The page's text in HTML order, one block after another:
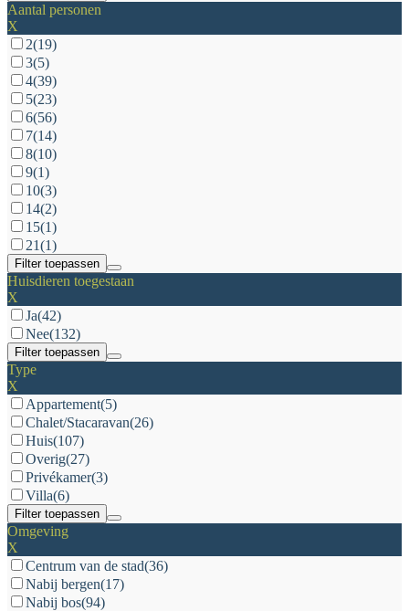
Aantal personen
X
2(19)
3(5)
4(39)
5(23)
6(56)
7(14)
8(10)
9(1)
10(3)
14(2)
15(1)
21(1)
Filter toepassen
Huisdieren toegestaan
X
Ja(42)
Nee(132)
Filter toepassen
Type
X
Appartement(5)
Chalet/Stacaravan(26)
Huis(107)
Overig(27)
Privékamer(3)
Villa(6)
Filter toepassen
Omgeving
X
Centrum van de stad(36)
Nabij bergen(17)
Nabij bos(94)